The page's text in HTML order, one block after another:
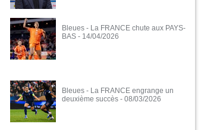
Bleues - La FRANCE chute aux PAYS-
BAS - 14/04/2026
Bleues - La FRANCE engrange un
deuxième succès - 08/03/2026